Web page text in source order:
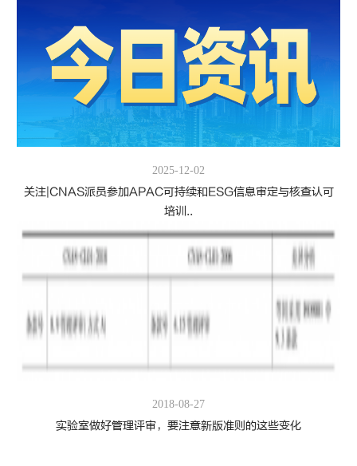
2025-12-02
关注|CNAS派员参加APAC可持续和ESG信息审定与核查认可
培训..
2018-08-27
实验室做好管理评审，要注意新版准则的这些变化